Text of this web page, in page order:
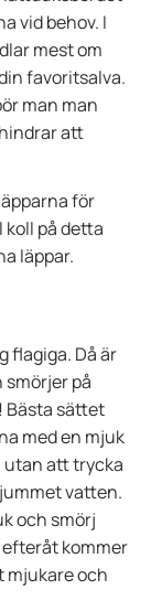
vid behov. I
mest om
favoritsalva.
man man
att
för
koll på detta
läppar.
flagiga. Då är
på
Bästa sättet
med en mjuk
utan att trycka
vatten.
och smörj
efteråt kommer
mjukare och